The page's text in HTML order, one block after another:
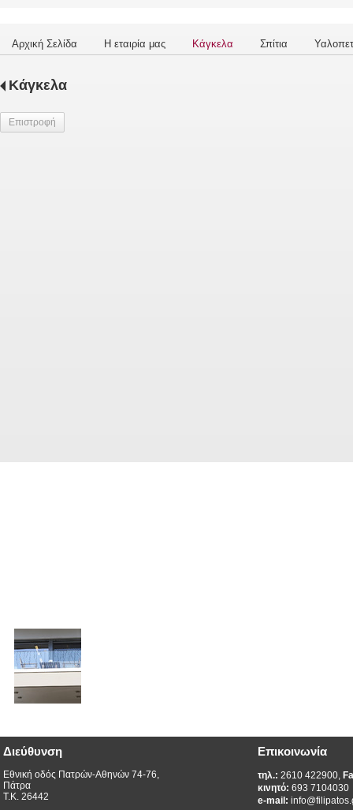
Αρχική Σελίδα Η εταιρία μας Κάγκελα Σπίτια
Κάγκελα
Επιστροφή
Διεύθυνση Επικοινωνία
Εθνική οδός Πατρών-Αθηνών 74-76,
Πάτρα
Τ.Κ. 26442
τηλ.: 2610 422900,
κινητό: 693 7104030
e-mail: